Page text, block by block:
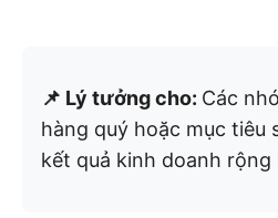
📌 Lý tưởng cho: Các
hàng quý hoặc mục tiêu
kết quả kinh doanh rộng